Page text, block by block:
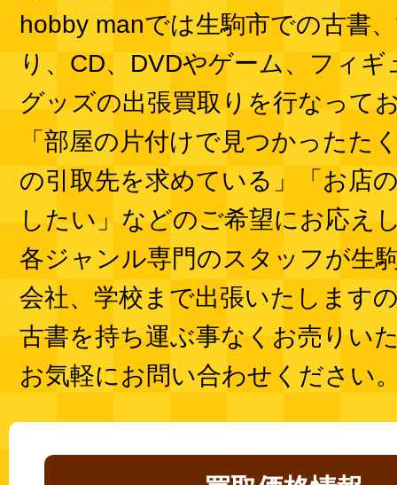
hobby manでは生駒市での古書
り、CD、DVDやゲーム、フィ
グッズの出張買取りを行なって
「部屋の片付けで見つかったた
の引取先を求めている」「お店
したい」などのご希望にお応え
各ジャンル専門のスタッフが生
会社、学校まで出張いたします
古書を持ち運ぶ事なくお売りい
お気軽にお問い合わせください